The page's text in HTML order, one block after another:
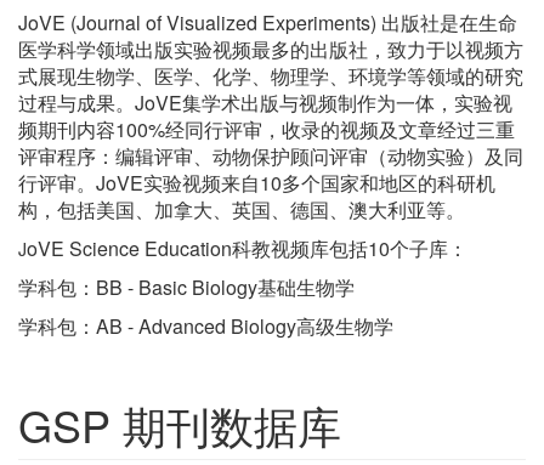
JoVE (Journal of Visualized Experiments) 出版社是在生命
医学科学领域出版实验视频最多的出版社，致力于以视频方
式展现生物学、医学、化学、物理学、环境学等领域的研究
过程与成果。JoVE集学术出版与视频制作为一体，实验视
频期刊内容100%经同行评审，收录的视频及文章经过三重
评审程序：编辑评审、动物保护顾问评审（动物实验）及同
行评审。JoVE实验视频来自10多个国家和地区的科研机
构，包括美国、加拿大、英国、德国、澳大利亚等。
JoVE Science Education科教视频库包括10个子库：
学科包：BB - Basic Biology基础生物学
学科包：AB - Advanced Biology高级生物学
GSP 期刊数据库